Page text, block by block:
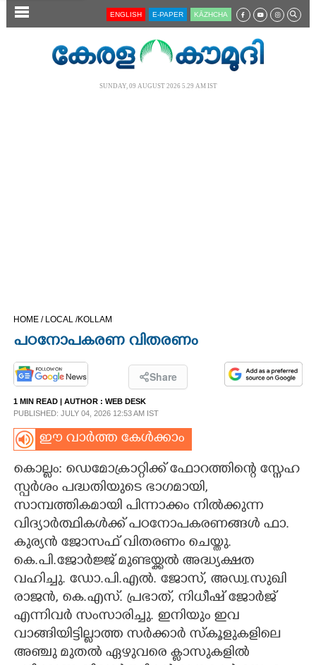
SECTIONS
OPINION
PHOTOS
LIFESTYLE
SPIRITUAL
INFO+
ART
ASTRO
CARTOONS
ENGLISH E-PAPER KĀZHCHA
SUNDAY, 09 AUGUST 2026 5.29 AM IST
HOME / LOCAL /KOLLAM
പഠനോപകരണ വിതരണം
Share
1 MIN READ | AUTHOR : WEB DESK
PUBLISHED: JULY 04, 2026 12:53 AM IST
ഈ വാർത്ത കേൾക്കാം
കൊല്ലം: ഡെമോക്രാറ്റിക്ക് ഫോറത്തിന്റെ സ്നേഹ
സ്പർശം പദ്ധതിയുടെ ഭാഗമായി,
സാമ്പത്തികമായി പിന്നാക്കം നിൽക്കുന്ന
വിദ്യാർത്ഥികൾക്ക് പഠനോപകരണങ്ങൾ ഫാ.
കുര്യൻ ജോസഫ് വിതരണം ചെയ്തു.
കെ.പി.ജോർജ്ജ് മുണ്ടയ്ക്കൽ അദ്ധ്യക്ഷത
വഹിച്ചു. ഡോ.പി.എൽ. ജോസ്, അഡ്വ.സുഖി
രാജൻ, കെ.എസ്. പ്രഭാത്, നിധീഷ് ജോർജ്
എന്നിവർ സംസാരിച്ചു. ഇനിയും ഇവ
വാങ്ങിയിട്ടില്ലാത്ത സർക്കാർ സ്കൂളുകളിലെ
അഞ്ചു മുതൽ ഏഴുവരെ ക്ളാസുകളിൽ